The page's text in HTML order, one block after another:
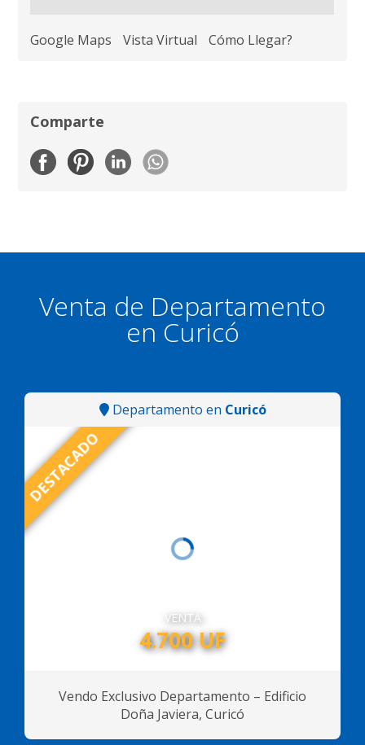
Google Maps Vista Virtual Cómo Llegar?
Comparte
Venta de Departamento
en Curicó
Departamento en Curicó
VENTA
4.700 UF
DESTACADO
Vendo Exclusivo Departamento – Edificio
Doña Javiera, Curicó